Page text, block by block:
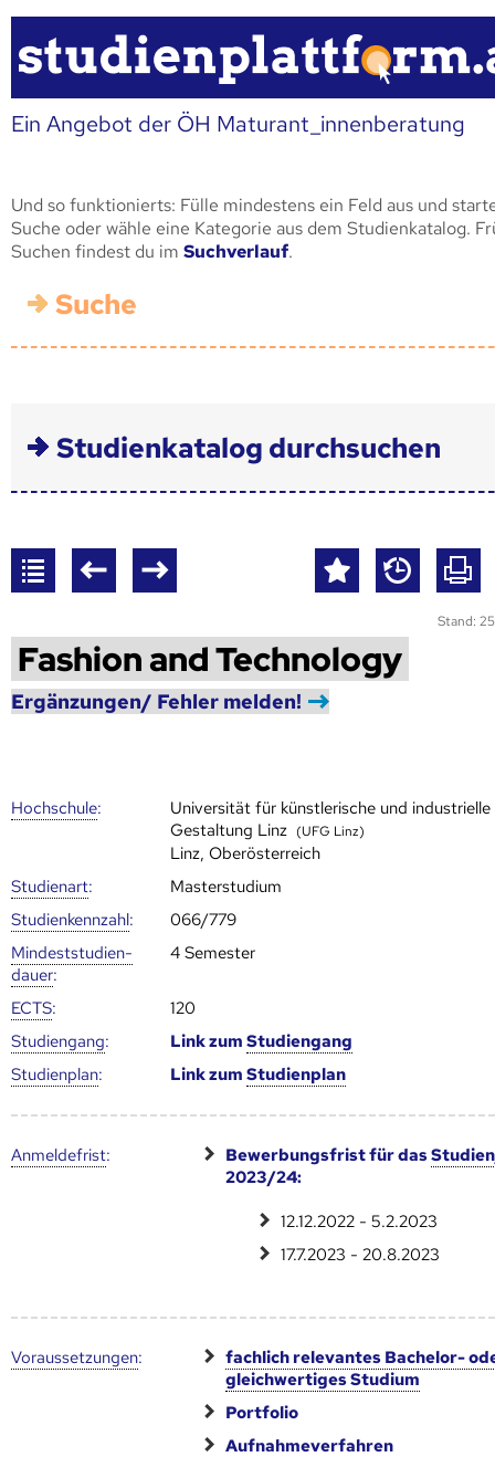
Ein Angebot der ÖH Maturant_innenberatung
Und so funktionierts: Fülle mindestens ein Feld aus und
Suche oder wähle eine Kategorie aus dem Studienkatalog.
Suchen findest du im Suchverlauf.
Suche
Studienkatalog durchsuchen
Stand:
Fashion and Technology
Ergänzungen/ Fehler melden!
Hoch­schule:
Universität für künstlerische und industrielle
Gestaltung Linz (UFG Linz)
Linz, Oberösterreich
Studienart:
Masterstudium
Studien­kenn­zahl:
066/779
Mindest­studien­
dauer:
4 Semester
ECTS:
120
Studien­gang: Link zumStudien­gang
Studien­plan: Link zumStudien­plan
Anmelde­frist: Bewerbungsfrist für das
2023/24:
12.12.2022 - 5.2.2023
17.7.2023 - 20.8.2023
Voraus­setzungen:
fachlich relevantes Bachelor-
gleichwertiges Studium
Portfolio
Aufnahmeverfahren